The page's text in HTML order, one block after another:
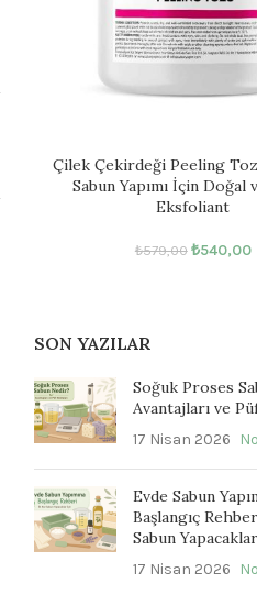
Çilek Çekirdeği Peeling
Sabun Yapımı İçin Doğal
Eksfoliant
₺579,00 ₺540,00
SON YAZILAR
Soğuk Proses
Avantajları ve
17 Nisan 2026
Evde Sabun
Başlangıç
Sabun
17 Nisan 2026